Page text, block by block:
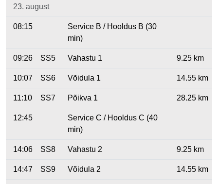
23. august
08:15
Service B / Hooldus B (30
min)
09:26 SS5 Vahastu 1 9.25 km
10:07 SS6 Võidula 1 14.55 km
11:10 SS7 Põikva 1 28.25 km
12:45
Service C / Hooldus C (40
min)
14:06 SS8 Vahastu 2 9.25 km
14:47 SS9 Võidula 2 14.55 km